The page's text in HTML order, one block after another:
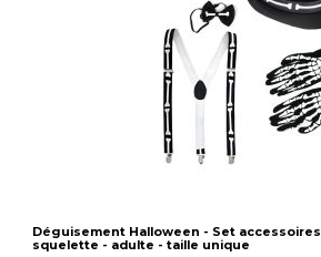
Déguisement Halloween - Set accessoires
squelette - adulte - taille unique